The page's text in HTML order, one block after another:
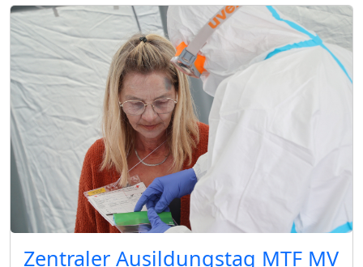
Zentraler Ausildungstag MTF MV